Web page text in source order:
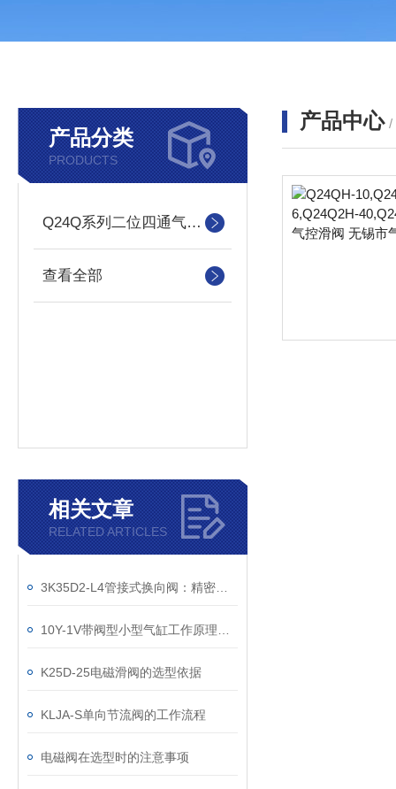
产品分类
PRODUCTS
Q24Q系列二位四通气控滑阀
查看全部
相关文章
RELATED ARTICLES
K25D-25电磁滑阀的选型依据
KLJA-S单向节流阀的工作流程
电磁阀在选型时的注意事项
产品中心 /